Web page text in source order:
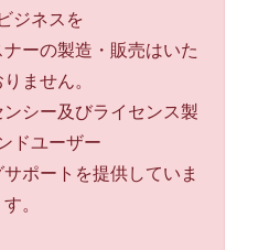
ジネスを
ーの製造・販売はいた
ません。
シー及びライセンス製
ドユーザー
ポートを提供していま
す。